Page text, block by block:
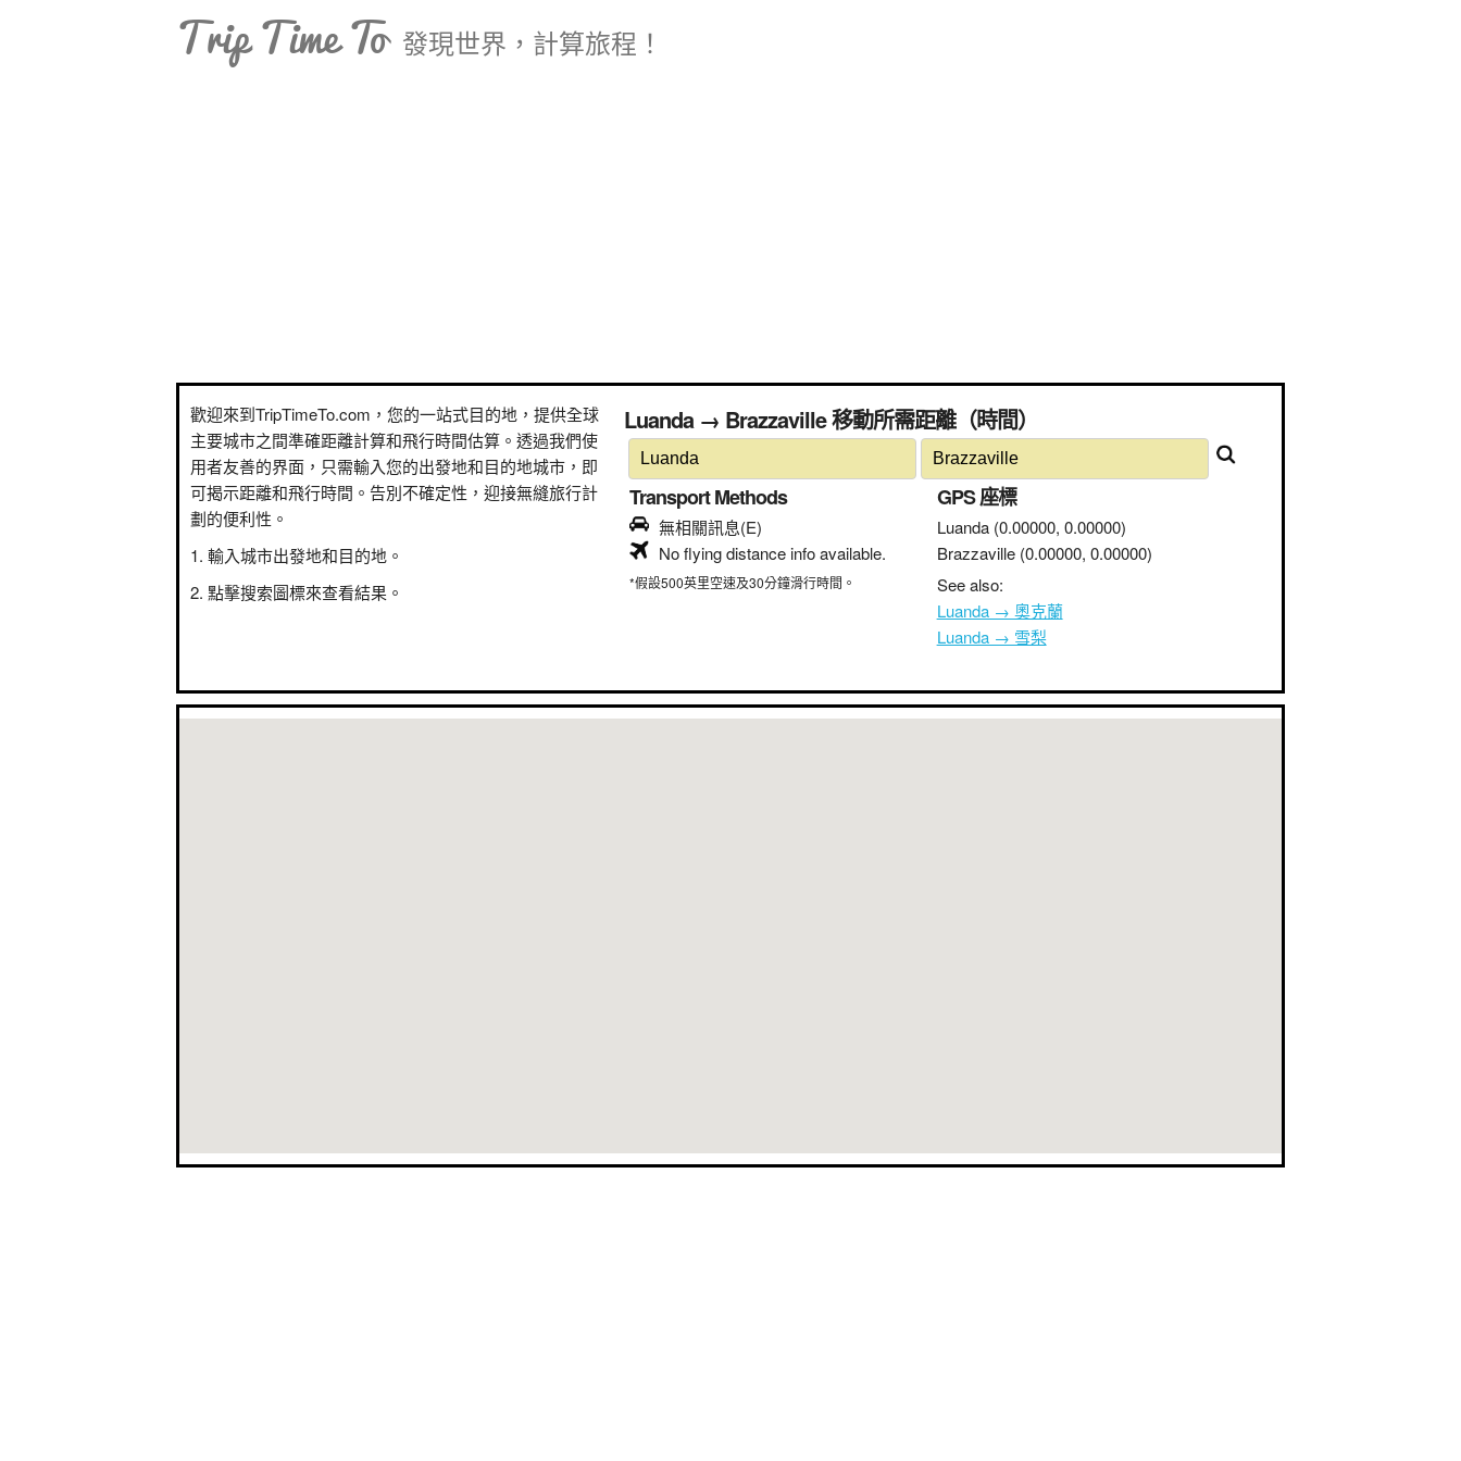
Trip Time To 發現世界，計算旅程！
歡迎來到TripTimeTo.com，您的一站式目的地，提供全球
主要城市之間準確距離計算和飛行時間估算。透過我們使
用者友善的界面，只需輸入您的出發地和目的地城市，即
可揭示距離和飛行時間。告別不確定性，迎接無縫旅行計
劃的便利性。
輸入城市出發地和目的地。
點擊搜索圖標來查看結果。
Luanda → Brazzaville 移動所需距離（時間）
Transport Methods
無相關訊息(E)
No flying distance info available.
*假設500英里空速及30分鐘滑行時間。
GPS 座標
Luanda (0.00000, 0.00000)
Brazzaville (0.00000, 0.00000)
See also:
Luanda → 奧克蘭
Luanda → 雪梨